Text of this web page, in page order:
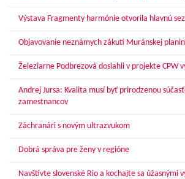
Výstava Fragmenty harmónie otvorila hlavnú
Objavovanie neznámych zákutí Muránskej
Železiarne Podbrezová dosiahli v projekte CPW
Andrej Jursa: Kvalita musí byť prirodzenou
zamestnancov
Záchranári s novým ultrazvukom
Dobrá správa pre ženy v regióne
Navštívte slovenské Rio a kochajte sa úžasnými